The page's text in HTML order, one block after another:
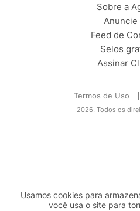
Sobre a
Anuncie
Feed de
Selos
Assinar
Termos de Uso
2026, Todos os
Usamos cookies para
você usa o site para